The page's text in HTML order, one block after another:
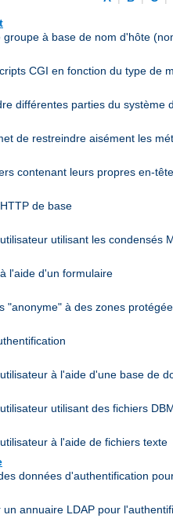
groupe à base de nom d'hôte
CGI en fonction du type de
différentes parties du système
de restreindre aisément les
contenant leurs propres en-
de base
utilisant les condensés
l'aide d'un formulaire
"anonyme" à des zones
à l'aide d'une base de
utilisant des fichiers
à l'aide de fichiers texte
données d'authentification
annuaire LDAP pour